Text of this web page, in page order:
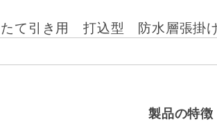
て引き用 打込型 防水層張掛
製品の特徴